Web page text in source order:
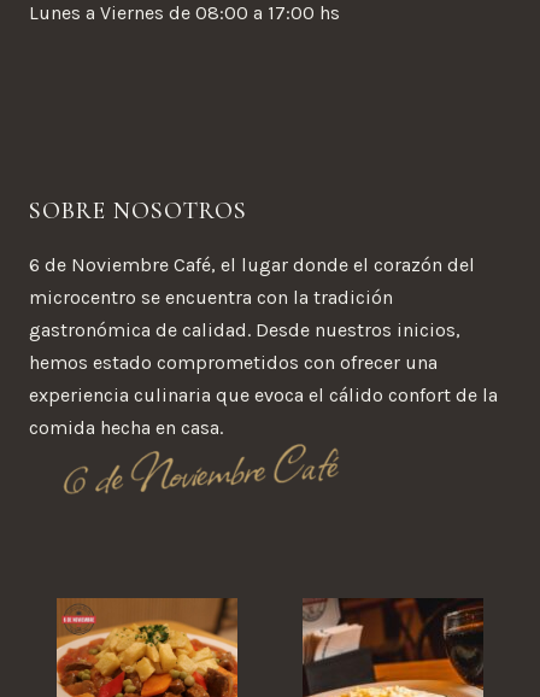
Lunes a Viernes de 08:00 a 17:00 hs
SOBRE NOSOTROS
6 de Noviembre Café, el lugar donde el corazón del
microcentro se encuentra con la tradición
gastronómica de calidad. Desde nuestros inicios,
hemos estado comprometidos con ofrecer una
experiencia culinaria que evoca el cálido confort de la
comida hecha en casa.